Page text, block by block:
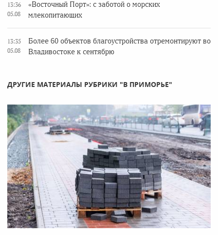
13:36
05.08
«Восточный Порт»: с заботой о морских
млекопитающих
13:35
05.08
Более 60 объектов благоустройства отремонтируют во
Владивостоке к сентябрю
ДРУГИЕ МАТЕРИАЛЫ РУБРИКИ "В ПРИМОРЬЕ"